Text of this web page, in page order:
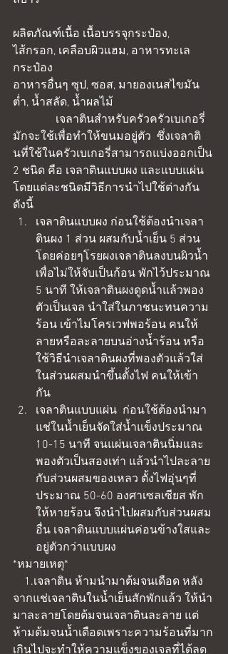
ผลิตภัณฑ์เนื้อ เนื้อบรรจุกระป๋อง,
ไส้กรอก, เคลือบผิวแฮม, อาหารทะเล
กระป๋อง
อาหารอื่นๆ ซุป, ซอส, มายองเนสไขมัน
ต่ำ, น้ำสลัด, น้ำผลไม้
มักจะใช้เพื่อทำให้ขนมอยู่ตัว  ซึ่งเจลาติ
นที่ใช้ในครัวเบเกอรี่สามารถแบ่งออกเป็น
2 ชนิด คือ เจลาตินแบบผง และแบบแผ่น
โดยแต่ละชนิดมีวิธีการนำไปใช้ต่างกัน
ดังนี้
เจลาตินแบบผง ก่อนใช้ต้องนำเจลา
ตินผง 1 ส่วน ผสมกับน้ำเย็น 5 ส่วน
โดยค่อยๆโรยผงเจลาตินลงบนผิวน้ำ
เพื่อไม่ให้จับเป็นก้อน พักไว้ประมาณ
5 นาที ให้เจลาตินผงดูดน้ำแล้วพอง
ตัวเป็นเจล นำใส่ในภาชนะทนความ
ร้อน เข้าไมโครเวฟพอร้อน คนให้
ลายหรือละลายบนอ่างน้ำร้อน หรือ
ใช้วิธีนำเจลาตินผงที่พองตัวแล้วใส่
ในส่วนผสมนำขึ้นตั้งไฟ คนให้เข้า
กัน
เจลาตินแบบแผ่น  ก่อนใช้ต้องนำมา
แช่ในน้ำเย็นจัดใส่น้ำแข็งประมาณ
10-15 นาที จนแผ่นเจลาตินนิ่มและ
พองตัวเป็นสองเท่า แล้วนำไปละลาย
กับส่วนผสมของเหลว ตั้งไฟอุ่นๆที่
ประมาณ 50-60 องศาเซลเซียส พัก
ให้หายร้อน จึงนำไปผสมกับส่วนผสม
อื่น เจลาตินแบบแผ่นค่อนข้างใสและ
อยู่ตัวกว่าแบบผง
*หมายเหตุ*
จากแช่เจลาตินในน้ำเย็นสักพักแล้ว ให้นำ
มาละลายโดยต้มจนเจลาตินละลาย แต่
ห้ามต้มจนน้ำเดือดเพราะความร้อนที่มาก
เกินไปจะทำให้ความแข็งของเจลที่ได้ลด